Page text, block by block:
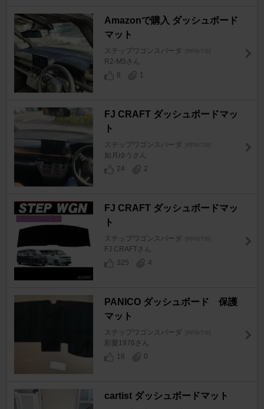
Amazonで購入 ダッシュボード
マット
ステップワゴンスパーダ [RP6/7/8]
R2-M5さん
8
1
FJ CRAFT ダッシュボードマッ
ト
ステップワゴンスパーダ [RP6/7/8]
如月ゆうさん
24
2
FJ CRAFT ダッシュボードマッ
ト
ステップワゴンスパーダ [RP6/7/8]
FJ CRAFTさん
325
4
PANICO ダッシュボード 保護
マット
ステップワゴンスパーダ [RP6/7/8]
彩愛1976さん
16
0
cartist ダッシュボードマット